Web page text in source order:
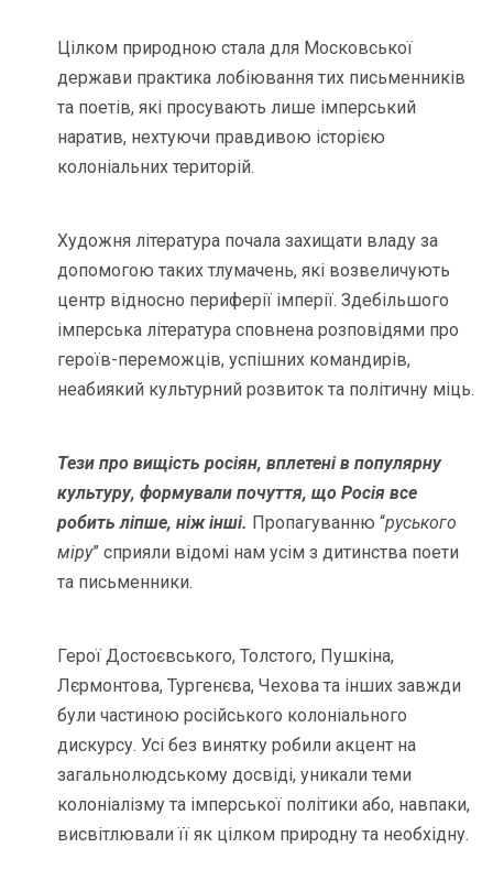
Цілком природною стала для Московської
держави практика лобіювання тих письменників
та поетів, які просувають лише імперський
наратив, нехтуючи правдивою історією
колоніальних територій.
Художня література почала захищати владу за
допомогою таких тлумачень, які возвеличують
центр відносно периферії імперії. Здебільшого
імперська література сповнена розповідями про
героїв-переможців, успішних командирів,
неабиякий культурний розвиток та політичну міць.
Тези про вищість росіян, вплетені в популярну
культуру, формували почуття, що Росія все
робить ліпше, ніж інші. Пропагуванню “руського
міру” сприяли відомі нам усім з дитинства поети
та письменники.
Герої Достоєвського, Толстого, Пушкіна,
Лєрмонтова, Тургенєва, Чехова та інших завжди
були частиною російського колоніального
дискурсу. Усі без винятку робили акцент на
загальнолюдському досвіді, уникали теми
колоніалізму та імперської політики або, навпаки,
висвітлювали її як цілком природну та необхідну.